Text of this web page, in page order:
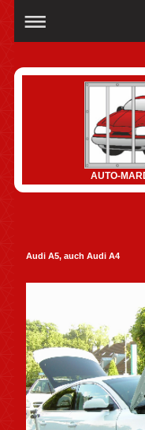
AUTO-
Audi A5, auch Audi A4